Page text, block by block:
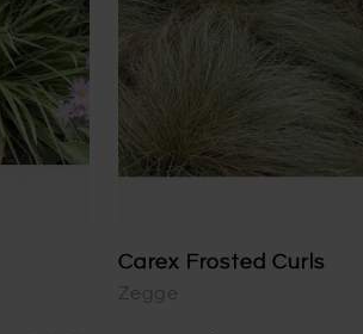
Carex Frosted Curls
Zegge